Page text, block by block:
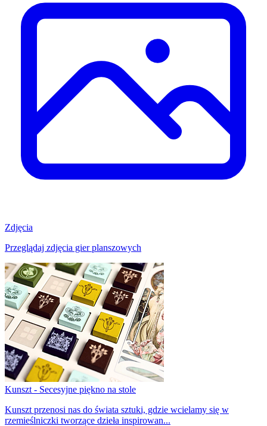
Zdjęcia
Przeglądaj zdjęcia gier planszowych
Kunszt - Secesyjne piękno na stole
Kunszt przenosi nas do świata sztuki, gdzie wcielamy się w
rzemieślniczki tworzące dzieła inspirowan...